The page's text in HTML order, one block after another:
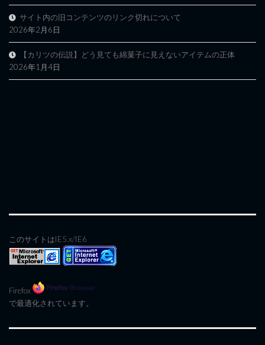
サイト内の旧コンテンツのリンク切れについて
2026年2月6日
【カリツの伝説】どう見ても綿菓子に見えないアイテムの正体
2026年1月4日
このサイトはIE5.x/IE6
Firefox
で最適化されています。